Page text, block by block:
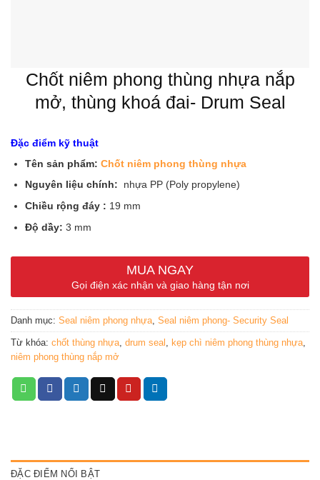
Chốt niêm phong thùng nhựa nắp
mở, thùng khoá đai- Drum Seal
Đặc điểm kỹ thuật
Tên sản phẩm: Chốt niêm phong thùng nhựa
Nguyên liệu chính: nhựa PP (Poly propylene)
Chiều rộng đáy : 19 mm
Độ dầy: 3 mm
vàng, đỏ, xanh dương
Phân phối: SEAL NIÊM PHONG KIM HẢI
MUA NGAY
Gọi điện xác nhận và giao hàng tận nơi
Danh mục: Seal niêm phong nhựa, Seal niêm phong- Security Seal
Từ khóa: chốt thùng nhựa, drum seal , kẹp chì niêm phong thùng nhựa,
niêm phong thùng nắp mở
ĐẶC ĐIỂM NỔI BẬT